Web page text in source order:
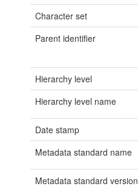
Character set
Parent identifier
Hierarchy level
Hierarchy level name
Date stamp
Metadata standard name
Metadata standard version